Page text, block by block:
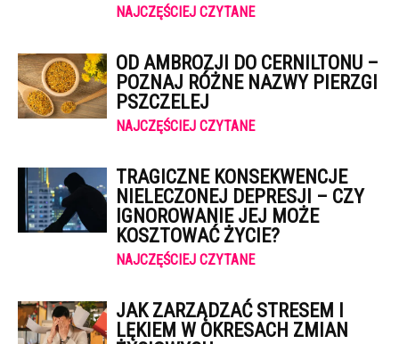
NAJCZĘŚCIEJ CZYTANE
OD AMBROZJI DO CERNILTONU –
POZNAJ RÓŻNE NAZWY PIERZGI
PSZCZELEJ
NAJCZĘŚCIEJ CZYTANE
TRAGICZNE KONSEKWENCJE
NIELECZONEJ DEPRESJI – CZY
IGNOROWANIE JEJ MOŻE
KOSZTOWAĆ ŻYCIE?
NAJCZĘŚCIEJ CZYTANE
JAK ZARZĄDZAĆ STRESEM I
LĘKIEM W OKRESACH ZMIAN